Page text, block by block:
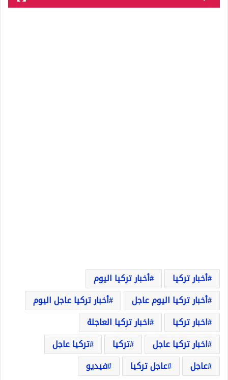
أخبار تركيا
أخبار تركيا اليوم
أخبار تركيا اليوم عاجل
أخبار تركيا عاجل اليوم
اخبار تركيا
اخبار تركيا العاجلة
اخبار تركيا عاجل
تركيا
تركيا عاجل
عاجل
عاجل تركيا فيديو